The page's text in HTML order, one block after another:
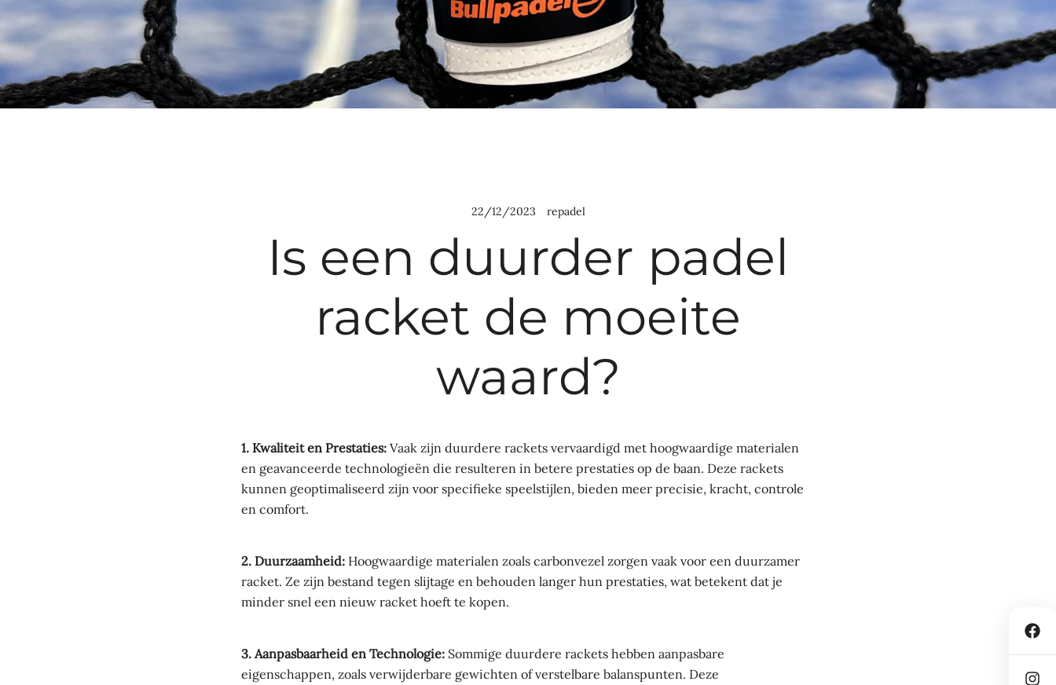
22/12/2023 repadel
Is een duurder padel
racket de moeite
waard?
1. Kwaliteit en Prestaties: Vaak zijn duurdere rackets vervaardigd met hoogwaardige materialen
en geavanceerde technologieën die resulteren in betere prestaties op de baan. Deze rackets
kunnen geoptimaliseerd zijn voor specifieke speelstijlen, bieden meer precisie, kracht, controle
en comfort.
2. Duurzaamheid: Hoogwaardige materialen zoals carbonvezel zorgen vaak voor een duurzamer
racket. Ze zijn bestand tegen slijtage en behouden langer hun prestaties, wat betekent dat je
minder snel een nieuw racket hoeft te kopen.
3. Aanpasbaarheid en Technologie: Sommige duurdere rackets hebben aanpasbare
eigenschappen, zoals verwijderbare gewichten of verstelbare balanspunten. Deze